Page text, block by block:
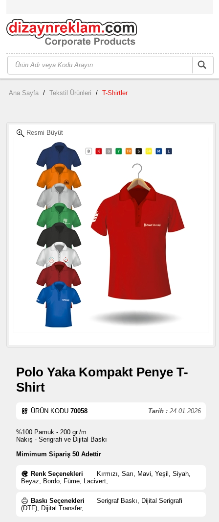
Ana Sayfa / Tekstil Ürünleri / T-Shirtler
Resmi Büyüt
Polo Yaka Kompakt Penye T-
Shirt
Tarih : 24.01.2026
ÜRÜN KODU 70058
%100 Pamuk - 200 gr./m
Nakış - Serigrafi ve Dijital Baskı
Mimimum Sipariş 50 Adettir
Renk Seçenekleri
Kırmızı, Sarı, Mavi, Yeşil, Siyah,
Beyaz, Bordo, Füme, Lacivert,
Baskı Seçenekleri
Serigraf Baskı, Dijital Serigrafi
(DTF), Dijital Transfer,